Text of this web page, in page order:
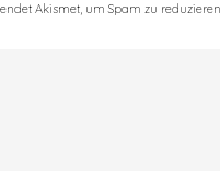
Akismet, um Spam zu